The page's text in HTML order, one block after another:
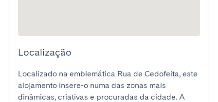
Localização
Localizado na emblemática Rua de Cedofeita, este
alojamento insere-o numa das zonas mais
dinâmicas, criativas e procuradas da cidade. A